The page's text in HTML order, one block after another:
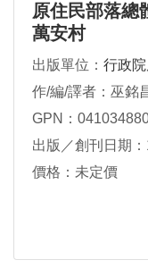
原住民部落總
萬安村
出版單位： 行政
作/編/譯者：巫銘
GPN：
出版／創刊日期
價格：未定價